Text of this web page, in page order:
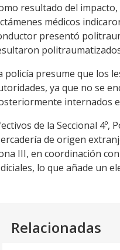
resultado del
médicos
presentó
policía presume que los
ya que no se
internados
de la Seccional
de origen
III, en coordinación
lo que añade un
Relacionadas